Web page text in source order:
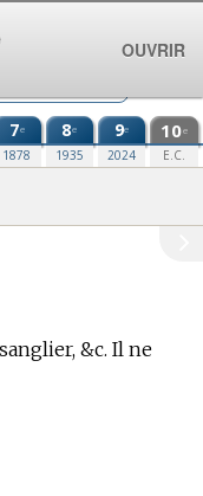
7e
1878
8e
1935
9e
2024
10e
E.C.
&c. Il ne
OUVRIR